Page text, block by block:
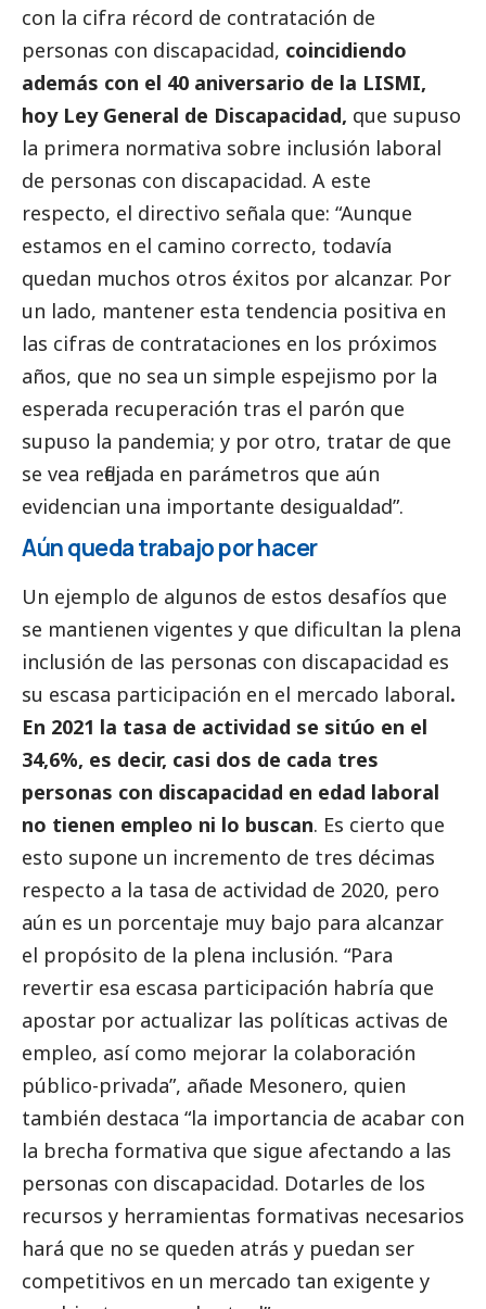
con la cifra récord de contratación de
personas con discapacidad, coincidiendo
además con el 40 aniversario de la LISMI,
hoy Ley General de Discapacidad, que supuso
la primera normativa sobre inclusión laboral
de personas con discapacidad. A este
respecto, el directivo señala que: “Aunque
estamos en el camino correcto, todavía
quedan muchos otros éxitos por alcanzar. Por
un lado, mantener esta tendencia positiva en
las cifras de contrataciones en los próximos
años, que no sea un simple espejismo por la
esperada recuperación tras el parón que
supuso la pandemia; y por otro, tratar de que
se vea reflejada en parámetros que aún
evidencian una importante desigualdad”.
Aún queda trabajo por hacer
Un ejemplo de algunos de estos desafíos que
se mantienen vigentes y que dificultan la plena
inclusión de las personas con discapacidad es
su escasa participación en el mercado laboral.
En 2021 la tasa de actividad se sitúo en el
34,6%, es decir, casi dos de cada tres
personas con discapacidad en edad laboral
no tienen empleo ni lo buscan. Es cierto que
esto supone un incremento de tres décimas
respecto a la tasa de actividad de 2020, pero
aún es un porcentaje muy bajo para alcanzar
el propósito de la plena inclusión. “Para
revertir esa escasa participación habría que
apostar por actualizar las políticas activas de
empleo, así como mejorar la colaboración
público-privada”, añade Mesonero, quien
también destaca “la importancia de acabar con
la brecha formativa que sigue afectando a las
personas con discapacidad. Dotarles de los
recursos y herramientas formativas necesarios
hará que no se queden atrás y puedan ser
competitivos en un mercado tan exigente y